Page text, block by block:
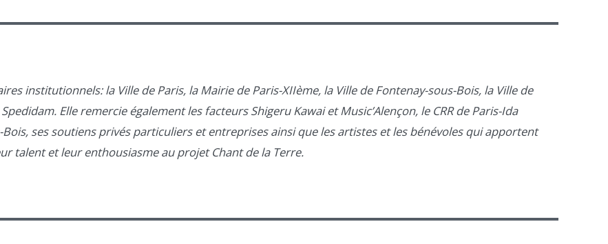
institutionnels: la Ville de Paris, la Mairie de Paris-XIIème, la Ville de Fontenay-sous-Bois, la Ville de
Elle remercie également les facteurs Shigeru Kawai et Music’Alençon, le CRR de Paris-Ida
ses soutiens privés particuliers et entreprises ainsi que les artistes et les bénévoles qui apportent
talent et leur enthousiasme au projet Chant de la Terre.